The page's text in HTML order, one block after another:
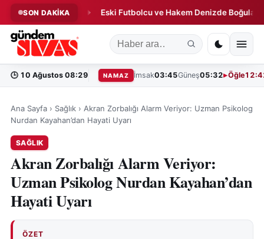
SON DAKİKA
Kritik Uyarı! ◆ Eski Futbolcu ve Hakem Denizde Boğularak
🕒 10 Ağustos 08:29 NAMAZ İmsak03:45Güneş05:32 Öğle
Ana Sayfa › Sağlık › Akran Zorbalığı Alarm Veriyor: Uzman Psikolog
Nurdan Kayahan’dan Hayati Uyarı
SAĞLIK
Akran Zorbalığı Alarm Veriyor:
Uzman Psikolog Nurdan Kayahan’dan
Hayati Uyarı
ÖZET